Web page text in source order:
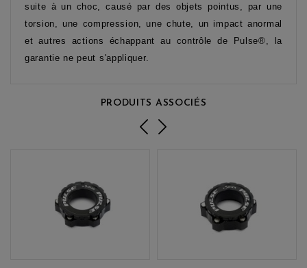
suite à un choc, causé par des objets pointus, par une
torsion, une compression, une chute, un impact anormal
et autres actions échappant au contrôle de Pulse®, la
garantie ne peut s'appliquer.
PRODUITS ASSOCIÉS